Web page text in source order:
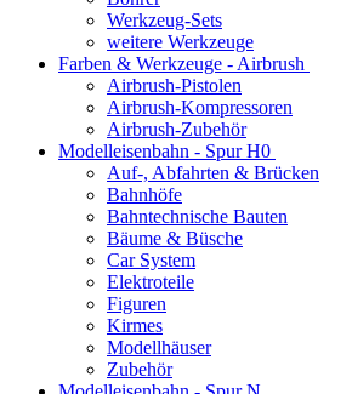
Werkzeug-Sets
weitere Werkzeuge
Farben & Werkzeuge - Airbrush
Airbrush-Pistolen
Airbrush-Kompressoren
Airbrush-Zubehör
Modelleisenbahn - Spur H0
Auf-, Abfahrten & Brücken
Bahnhöfe
Bahntechnische Bauten
Bäume & Büsche
Car System
Elektroteile
Figuren
Kirmes
Modellhäuser
Zubehör